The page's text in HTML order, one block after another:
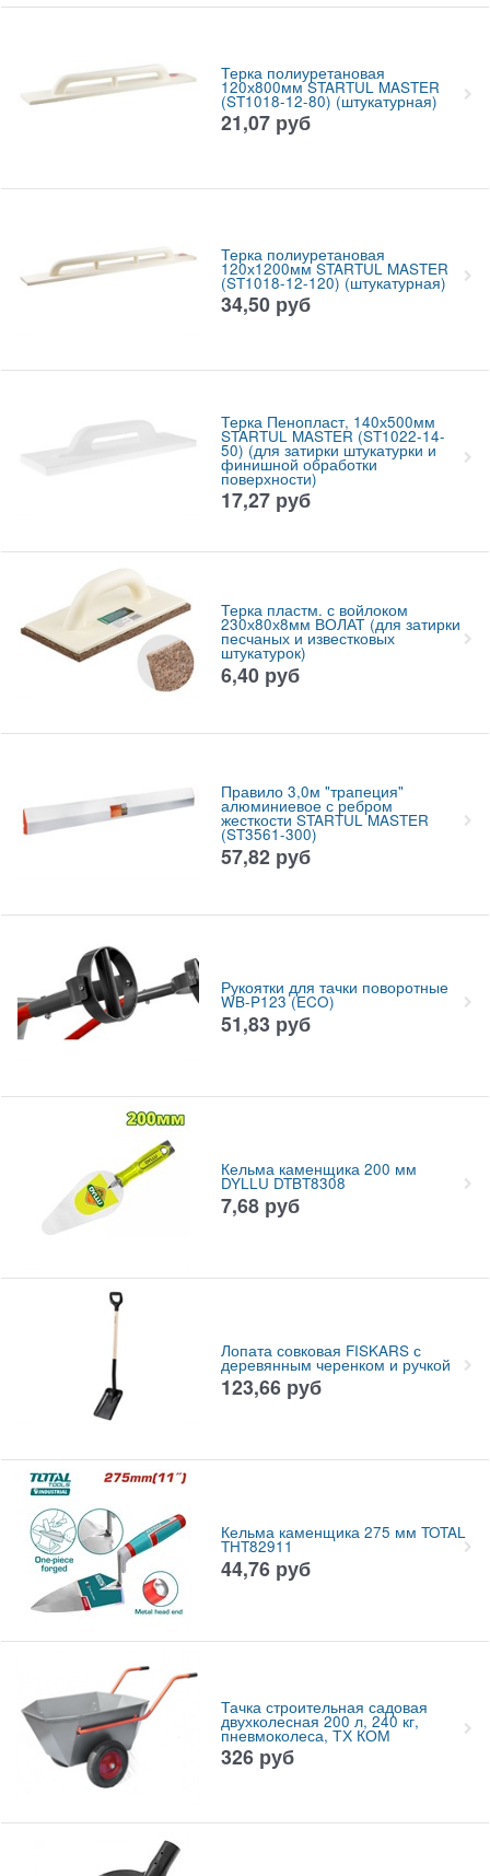
Терка полиуретановая
120х800мм STARTUL MASTER
(ST1018-12-80) (штукатурная)
21,07 руб
Терка полиуретановая
120х1200мм STARTUL MASTER
(ST1018-12-120) (штукатурная)
34,50 руб
Терка Пенопласт, 140х500мм
STARTUL MASTER (ST1022-14-
50) (для затирки штукатурки и
финишной обработки
поверхности)
17,27 руб
Терка пластм. с войлоком
230х80х8мм ВОЛАТ (для затирки
песчаных и известковых
штукатурок)
6,40 руб
Правило 3,0м "трапеция"
алюминиевое с ребром
жесткости STARTUL MASTER
(ST3561-300)
57,82 руб
Рукоятки для тачки поворотные
WB-P123 (ECO)
51,83 руб
Кельма каменщика 200 мм
DYLLU DTBT8308
7,68 руб
Лопата совковая FISKARS с
деревянным черенком и ручкой
123,66 руб
Кельма каменщика 275 мм TOTAL
THT82911
44,76 руб
Тачка строительная садовая
двухколесная 200 л, 240 кг,
пневмоколеса, ТХ КОМ
326 руб